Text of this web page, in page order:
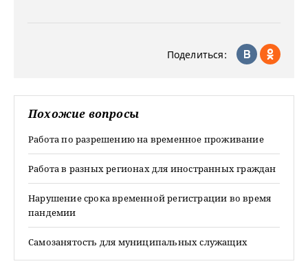
Поделиться:
Похожие вопросы
Работа по разрешению на временное проживание
Работа в разных регионах для иностранных граждан
Нарушение срока временной регистрации во время
пандемии
Самозанятость для муниципальных служащих